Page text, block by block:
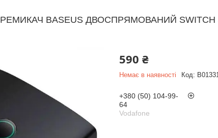
BASEUS ДВОСПРЯМОВАНИЙ SWITCH
590 ₴
Немає в наявності Код:
+380 (50) 104-99-
64
Vodafone